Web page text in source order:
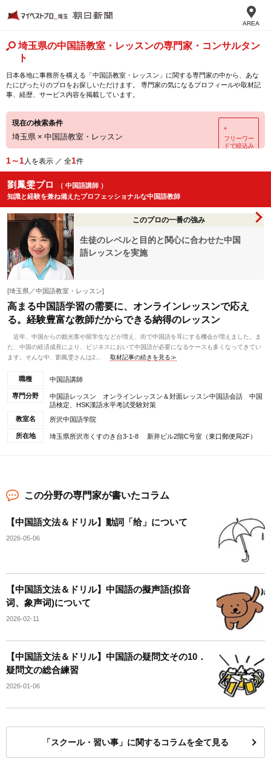
AREA
埼玉県の中国語教室・レッスンの専門家・コンサルタン
ト
日本各地に事務所を構える「中国語教室・レッスン」に関する専門家の中から、あな
たにぴったりのプロをお探しいただけます。 専門家の気になるプロフィールや取材記
事、経歴、サービス内容を掲載しています。
現在の検索条件
埼玉県 × 中国語教室・レッスン
＋
フリーワー
ドで絞込み
1～1人を表示 ／ 全1件
劉鳳雯プロ
（ 中国語講師 ）
知識と経験を兼ね備えたプロフェッショナルな中国語教師
このプロの一番の強み
生徒のレベルと目的と関心に合わせた中国
語レッスンを実施
[埼玉県／中国語教室・レッスン]
高まる中国語学習の需要に、オンラインレッスンで応え
る。経験豊富な教師だからできる納得のレッスン
近年、中国からの観光客や留学生などが増え、街で中国語を耳にする機会が増えました。ま
た、中国の経済成長により、ビジネスにおいて中国語が必要になるケースも多くなってきてい
ます。そんな中、劉鳳雯さんは2...
取材記事の続きを見る≫
職種 中国語講師
専門分野
中国語レッスン オンラインレッスン＆対面レッスン中国語会話 中国
語検定、HSK漢語水平考試受験対策
教室名
所沢中国語学院
所在地 埼玉県所沢市くすのき台3-1-8 新井ビル2階C号室（東口郵便局2F）
この分野の専門家が書いたコラム
【中国語文法＆ドリル】動詞「给」について
2026-05-06
【中国語文法＆ドリル】中国語の擬声語(拟音
词、象声词)について
2026-02-11
【中国語文法＆ドリル】中国語の疑問文その10．
疑問文の総合練習
2026-01-06
「スクール・習い事」に関するコラムを全て見る